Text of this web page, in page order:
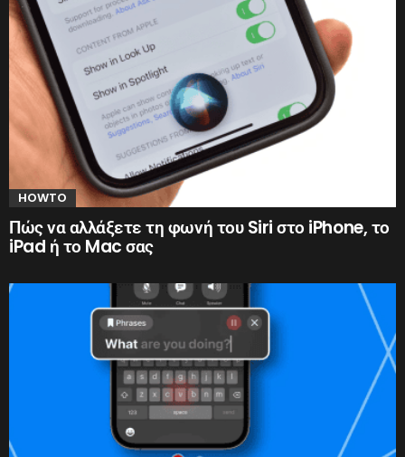
HOWTO
Πώς να αλλάξετε τη φωνή του Siri στο iPhone, το
iPad ή το Mac σας